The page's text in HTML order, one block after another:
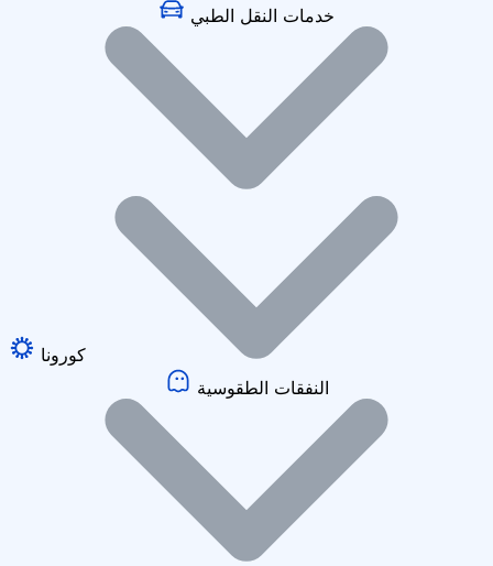
خدمات النقل الطبي
كورونا
النفقات الطقوسية